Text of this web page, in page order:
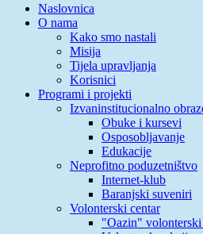
Naslovnica
O nama
Kako smo nastali
Misija
Tijela upravljanja
Korisnici
Programi i projekti
Izvaninstitucionalno
Obuke i kursevi
Osposobljavanje
Edukacije
Neprofitno poduzetništvo
Internet-klub
Baranjski suveniri
Volonterski centar
"Oazin" volonterski